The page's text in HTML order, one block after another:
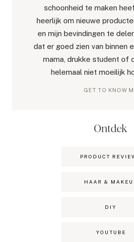
schoonheid te maken
heerlijk om nieuwe
en mijn bevindingen te
dat er goed zien van binnen
mama, drukke student of
helemaal niet moeilijk
GET TO KNOW
Ontdek
PRODUCT
HAAR &
DIY
YOUTUBE